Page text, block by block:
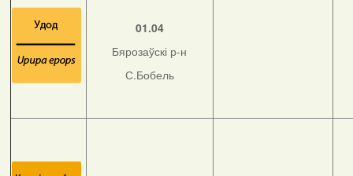
01.04
Бярозаўскі р-н
С.Бобель